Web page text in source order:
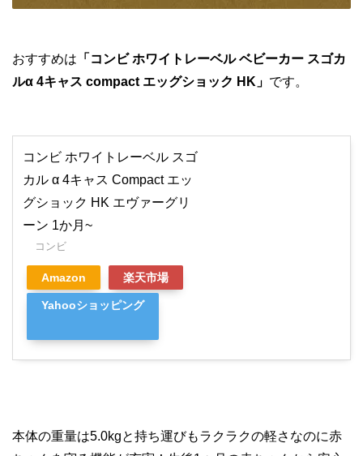
おすすめは 「コンビ ホワイトレーベル ベビーカー スゴカ
ルα 4キャス compact エッグショック HK」 です。
コンビ ホワイトレーベル スゴ
カル α 4キャス Compact エッ
グショック HK エヴァーグリ
ーン 1か月~
コンビ
Amazon 楽天市場
Yahooショッピング
本体の重量は5.0kgと持ち運びもラクラクの軽さなのに赤